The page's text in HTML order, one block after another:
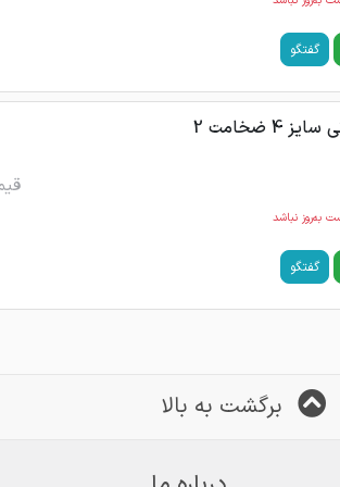
گفتگو
4 ضخامت 2
به‌روز نباشد
گفتگو
برگشت به بالا